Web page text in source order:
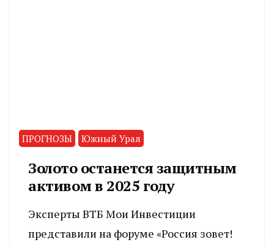
ПРОГНОЗЫ Южный Урал
Золото останется защитным
активом в 2025 году
Эксперты ВТБ Мои Инвестиции
представили на форуме «Россия зовет!